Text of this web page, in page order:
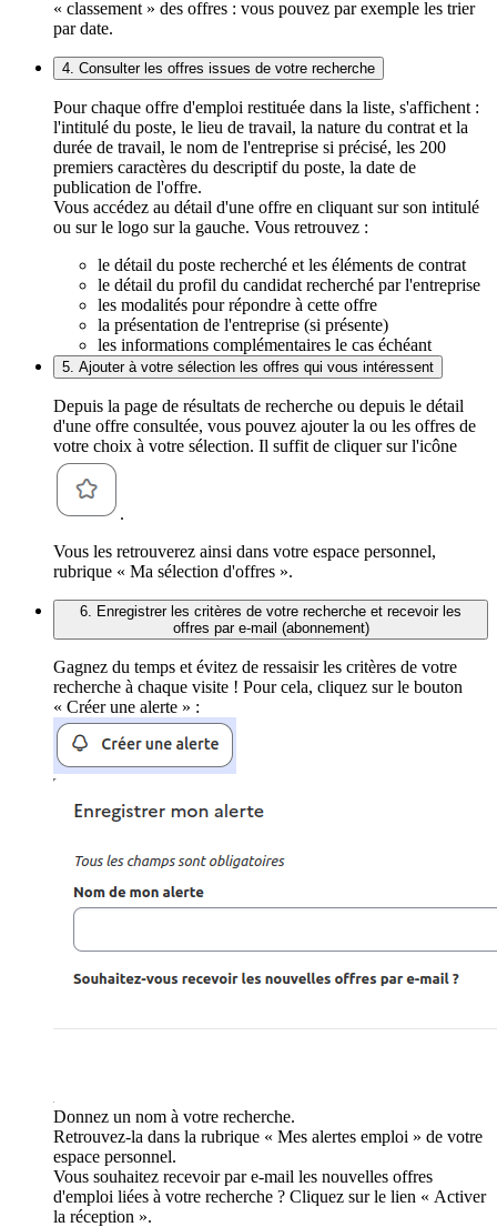
« classement » des offres : vous pouvez par exemple les trier
par date.
4. Consulter les offres issues de votre recherche
Pour chaque offre d'emploi restituée dans la liste, s'affichent :
l'intitulé du poste, le lieu de travail, la nature du contrat et la
durée de travail, le nom de l'entreprise si précisé, les 200
premiers caractères du descriptif du poste, la date de
publication de l'offre.
Vous accédez au détail d'une offre en cliquant sur son intitulé
ou sur le logo sur la gauche. Vous retrouvez :
le détail du poste recherché et les éléments de contrat
le détail du profil du candidat recherché par l'entreprise
les modalités pour répondre à cette offre
la présentation de l'entreprise (si présente)
les informations complémentaires le cas échéant
5. Ajouter à votre sélection les offres qui vous intéressent
Depuis la page de résultats de recherche ou depuis le détail
d'une offre consultée, vous pouvez ajouter la ou les offres de
votre choix à votre sélection. Il suffit de cliquer sur l'icône
.
Vous les retrouverez ainsi dans votre espace personnel,
rubrique « Ma sélection d'offres ».
6. Enregistrer les critères de votre recherche et recevoir les
offres par e-mail (abonnement)
Gagnez du temps et évitez de ressaisir les critères de votre
recherche à chaque visite ! Pour cela, cliquez sur le bouton
« Créer une alerte » :
Donnez un nom à votre recherche.
Retrouvez-la dans la rubrique « Mes alertes emploi » de votre
espace personnel.
Vous souhaitez recevoir par e-mail les nouvelles offres
d'emploi liées à votre recherche ? Cliquez sur le lien « Activer
la réception ».